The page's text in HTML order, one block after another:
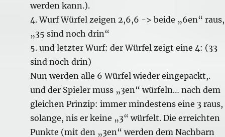
werden kann.).
4. Wurf Würfel zeigen 2,6,6 -> beide „6en“ raus,
„35 sind noch drin“
5. und letzter Wurf: der Würfel zeigt eine 4: (33
sind noch drin)
Nun werden alle 6 Würfel wieder eingepackt,.
und der Spieler muss „3en“ würfeln… nach dem
gleichen Prinzip: immer mindestens eine 3 raus,
solange, nis er keine „3“ würfelt. Die erreichten
Punkte (mit den „3en“ werden dem Nachbarn